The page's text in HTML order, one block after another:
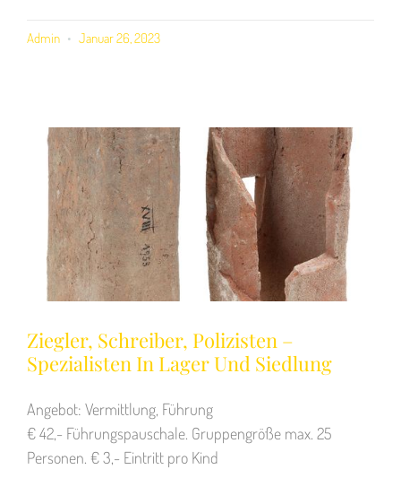
Admin Januar 26, 2023
Ziegler, Schreiber, Polizisten –
Spezialisten In Lager Und Siedlung
Angebot: Vermittlung, Führung
€ 42,- Führungspauschale. Gruppengröße max. 25
Personen. € 3,- Eintritt pro Kind